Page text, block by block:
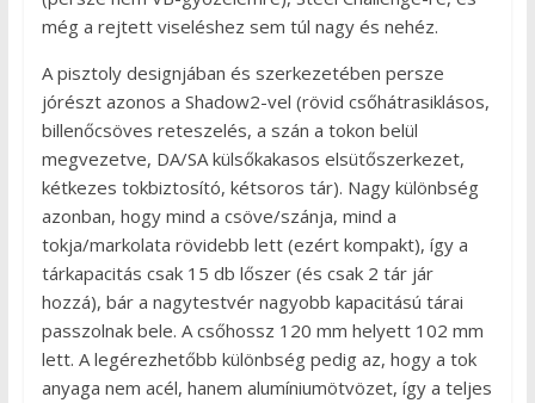
még a rejtett viseléshez sem túl nagy és nehéz.
A pisztoly designjában és szerkezetében persze
jórészt azonos a Shadow2-vel (rövid csőhátrasiklásos,
billenőcsöves reteszelés, a szán a tokon belül
megvezetve, DA/SA külsőkakasos elsütőszerkezet,
kétkezes tokbiztosító, kétsoros tár). Nagy különbség
azonban, hogy mind a csöve/szánja, mind a
tokja/markolata rövidebb lett (ezért kompakt), így a
tárkapacitás csak 15 db lőszer (és csak 2 tár jár
hozzá), bár a nagytestvér nagyobb kapacitású tárai
passzolnak bele. A csőhossz 120 mm helyett 102 mm
lett. A legérezhetőbb különbség pedig az, hogy a tok
anyaga nem acél, hanem alumíniumötvözet, így a teljes